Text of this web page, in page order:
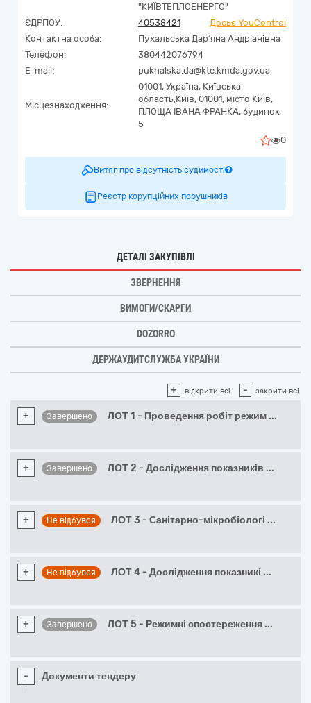
"КИЇВТЕПЛОЕНЕРГО"
ЄДРПОУ:
40538421
Досьє YouControl
Контактна особа:
Пухальська Дар’яна Андріанівна
Телефон:
380442076794
E-mail:
pukhalska.da@kte.kmda.gov.ua
Місцезнаходження:
01001, Україна, Київська
область,Київ, 01001, місто Київ,
ПЛОЩА ІВАНА ФРАНКА, будинок
5
0
Витяг про відсутність судимості
Реєстр корупційних порушників
ДЕТАЛІ ЗАКУПІВЛІ
ЗВЕРНЕННЯ
ВИМОГИ/СКАРГИ
DOZORRO
ДЕРЖАУДИТСЛУЖБА УКРАЇНИ
+ відкрити всі - закрити всі
+ Завершено ЛОТ 1 - Проведення робіт режим ...
+ Завершено ЛОТ 2 - Дослідження показників ...
+ Не відбувся ЛОТ 3 - Санітарно-мікробіологі ...
+ Не відбувся ЛОТ 4 - Дослідження показникі ...
+ Завершено ЛОТ 5 - Режимні спостереження ...
- Документи тендеру